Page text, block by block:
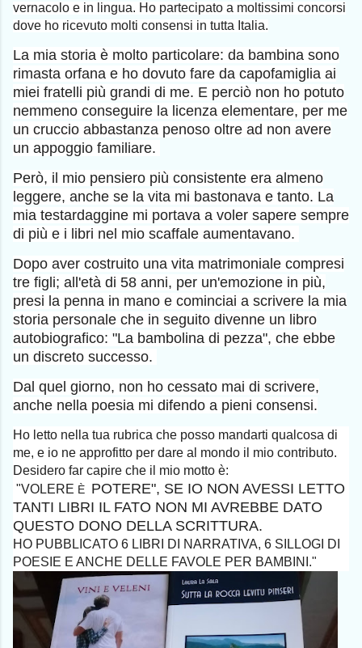
vernacolo e in lingua. Ho partecipato a moltissimi concorsi
dove ho ricevuto molti consensi in tutta Italia.
La mia storia è molto particolare: da bambina sono
rimasta orfana e ho dovuto fare da capofamiglia ai
miei fratelli più grandi di me. E perciò non ho potuto
nemmeno conseguire la licenza elementare, per me
un cruccio abbastanza penoso oltre ad non avere
un appoggio familiare.
Però, il mio pensiero più consistente era almeno
leggere, anche se la vita mi bastonava e tanto. La
mia testardaggine mi portava a voler sapere sempre
di più e i libri nel mio scaffale aumentavano.
Dopo aver costruito una vita matrimoniale compresi
tre figli; all'età di 58 anni, per un'emozione in più,
presi la penna in mano e cominciai a scrivere la mia
storia personale che in seguito divenne un libro
autobiografico: "La bambolina di pezza", che ebbe
un discreto successo.
Dal quel giorno, non ho cessato mai di scrivere,
anche nella poesia mi difendo a pieni consensi.
Ho letto nella tua rubrica che posso mandarti qualcosa di
me, e io ne approfitto per dare al mondo il mio contributo.
Desidero far capire che il mio motto è:
"VOLERE È POTERE", SE IO NON AVESSI LETTO
TANTI LIBRI IL FATO NON MI AVREBBE DATO
QUESTO DONO DELLA SCRITTURA.
HO PUBBLICATO 6 LIBRI DI NARRATIVA, 6 SILLOGI DI
POESIE E ANCHE DELLE FAVOLE PER BAMBINI."